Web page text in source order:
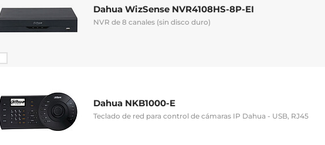
Dahua WizSense NVR4108HS-8P-EI
NVR de 8 canales (sin disco duro)
Dahua NKB1000-E
Teclado de red para control de cámaras IP Dahua - USB, RJ45